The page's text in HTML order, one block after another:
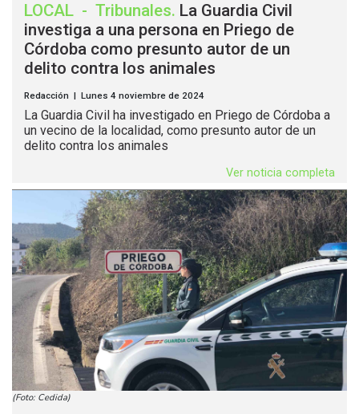
LOCAL - Tribunales. La Guardia Civil
investiga a una persona en Priego de
Córdoba como presunto autor de un
delito contra los animales
Redacción | Lunes 4 noviembre de 2024
La Guardia Civil ha investigado en Priego de Córdoba a
un vecino de la localidad, como presunto autor de un
delito contra los animales
Ver noticia completa
(Foto: Cedida)